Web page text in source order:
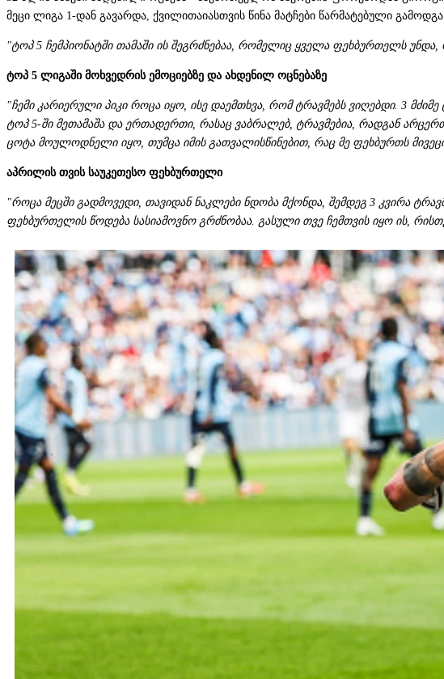
მეცი ლიგა 1-დან გავარდა, ქვილითაიასთვის წინა მატჩები წარმატებული გამოდგა.
"ტოპ 5 ჩემპიონატში თამაში ის შეგრძნებაა, რომელიც ყველა ფეხბურთელს
ტოპ 5 ლიგაში მოხვედრის ემოციებზე და ახდენილ ოცნებაზე
"ჩემი კარიერული პიკი როცა იყო, ისე დაემთხვა, რომ ტრავმებს ვიღებდი. 3
ტოპ 5-ში მეთამაშა და ერთადერთი, რასაც ვაბრალებ, ტრავმებია, რადგან
ცოტა მოულოდნელი იყო, თუმცა იმის გათვალისწინებით, რაც მე ფეხბურთს
აპრილის თვის საუკეთესო ფეხბურთელი
"როცა მეცში გადმოვედი, თავიდან ნაკლები ნდობა მქონდა, შემდეგ 3 კვირა
ფეხბურთელის წოდება სასიამოვნო გრძნობაა. გასული თვე ჩემთვის იყო ის,